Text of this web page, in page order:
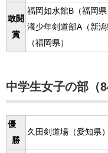
敢闘
賞
福岡如水館B（福岡
瀁少年剣道部A（新
（福岡県）
中学生女子の部（
優
勝
久田剣道場（愛知県）